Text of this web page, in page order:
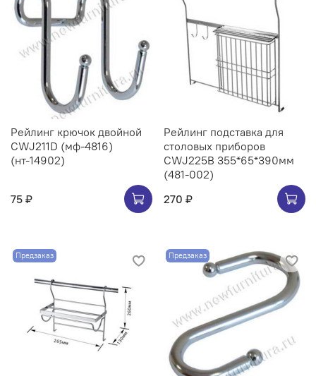
Рейлинг крючок двойной
CWJ211D (мф-4816)
(нт-14902)
75 ₽
Рейлинг подставка для
столовых приборов
CWJ225B 355*65*390мм
(481-002)
270 ₽
Предзаказ Предзаказ